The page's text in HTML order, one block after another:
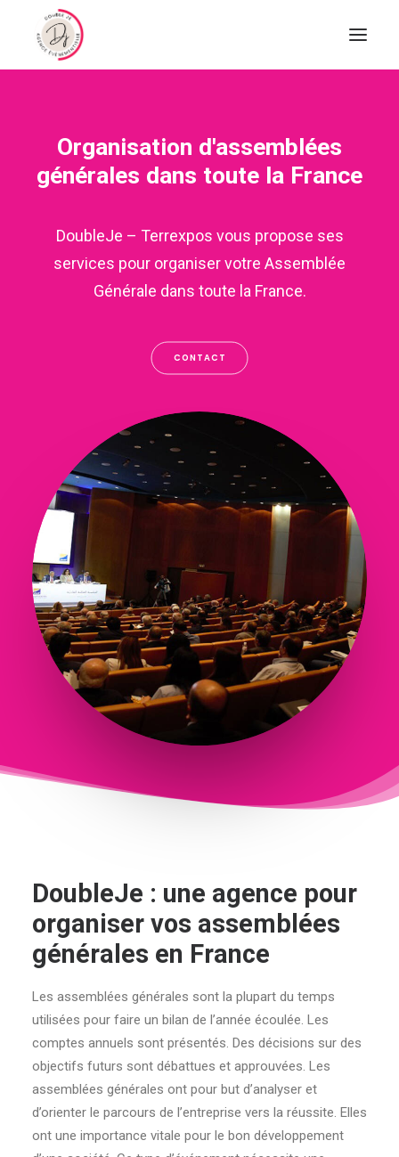
Organisation d'assemblées
générales dans toute la France
DoubleJe – Terrexpos vous propose ses
services pour organiser votre Assemblée
Générale dans toute la France.
CONTACT
DoubleJe : une agence pour
organiser vos assemblées
générales en France
Les assemblées générales sont la plupart du temps
utilisées pour faire un bilan de l’année écoulée. Les
comptes annuels sont présentés. Des décisions sur des
objectifs futurs sont débattues et approuvées. Les
assemblées générales ont pour but d’analyser et
d’orienter le parcours de l’entreprise vers la réussite. Elles
ont une importance vitale pour le bon développement